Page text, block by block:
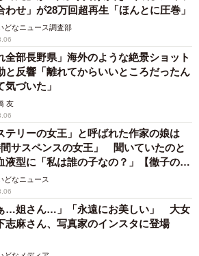
わせ」が28万回超再生「ほんとに圧巻」
どなニュース調査部
全部長野県」海外のような絶景ショット
と反響「離れてからいいところだったん
気づいた」
友
テリーの女王」と呼ばれた作家の娘は
間サスペンスの女王」 聞いていたのと
液型に「私は誰の子なの？」【徹子の部
どなニュース
…姐さん…」「永遠にお美しい」 大女
志麻さん、写真家のインスタに登場